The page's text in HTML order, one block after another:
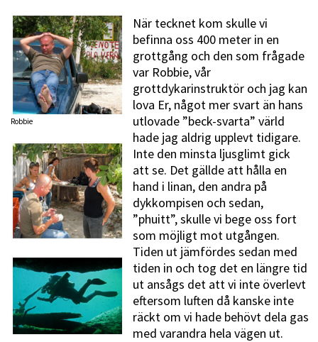
Robbie
När tecknet kom skulle vi
befinna oss 400 meter in en
grottgång och den som frågade
var Robbie, vår
grottdykarinstruktör och jag kan
lova Er, något mer svart än hans
utlovade ”beck-svarta” värld
hade jag aldrig upplevt tidigare.
Inte den minsta ljusglimt gick
att se. Det gällde att hålla en
hand i linan, den andra på
dykkompisen och sedan,
”phuitt”, skulle vi bege oss fort
som möjligt mot utgången.
Tiden ut jämfördes sedan med
tiden in och tog det en längre tid
ut ansågs det att vi inte överlevt
eftersom luften då kanske inte
räckt om vi hade behövt dela gas
med varandra hela vägen ut.